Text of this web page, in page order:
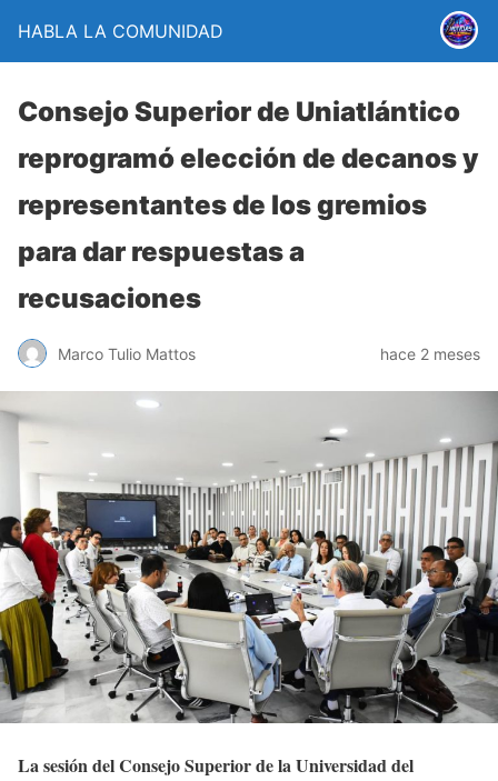
HABLA LA COMUNIDAD
Consejo Superior de Uniatlántico
reprogramó elección de decanos y
representantes de los gremios
para dar respuestas a
recusaciones
Marco Tulio Mattos hace 2 meses
La sesión del Consejo Superior de la Universidad del